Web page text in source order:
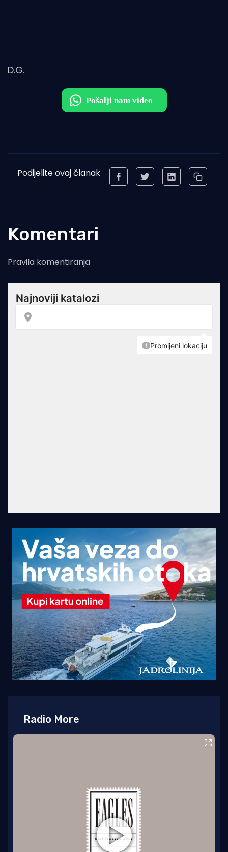
D.G.
Podijelite ovaj članak
Komentari
Pravila komentiranja
Radio More